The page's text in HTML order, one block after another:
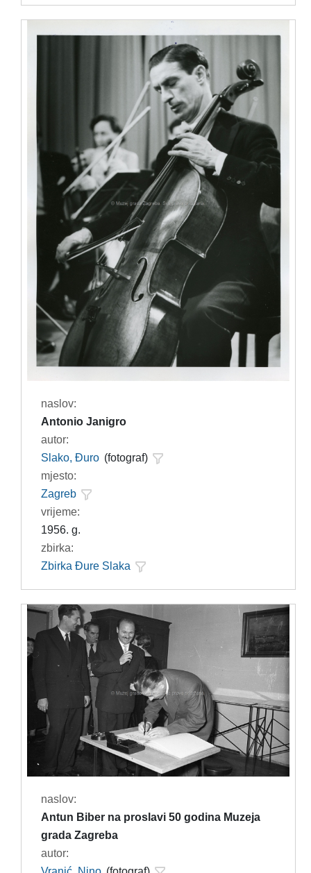
naslov:
Antonio Janigro
autor:
Slako, Đuro (fotograf)
mjesto:
Zagreb
vrijeme:
1956. g.
zbirka:
Zbirka Đure Slaka
naslov:
Antun Biber na proslavi 50 godina Muzeja
grada Zagreba
autor: